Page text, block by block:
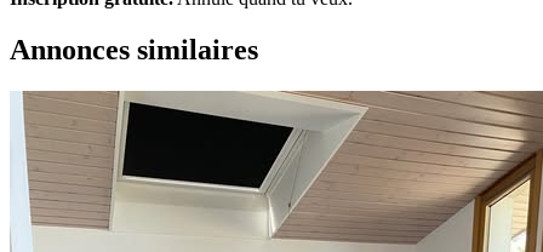
Annonces similaires